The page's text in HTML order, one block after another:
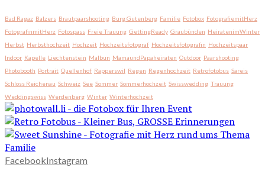
Bad Ragaz Balzers Brautpaarshooting Burg Gutenberg Familie Fotobox FotografiemitHerz
FotografinmitHerz Fotospass Freie Trauung GettingReady Graubünden HeiratenimWinter
Herbst Herbsthochzeit Hochzeit Hochzeitsfotograf Hochzeitsfotografin Hochzeitspaar
Indoor Kapelle Liechtenstein Malbun MamaundPapaheiraten Outdoor Paarshooting
Photobooth Portrait Quellenhof Rapperswil Regen Regenhochzeit Retrofotobus Sareis
Schloss Reichenau Schweiz See Sommer Sommerhochzeit Swisswedding Trauung
Weddingswiss Werdenberg Winter Winterhochzeit
FacebookInstagram